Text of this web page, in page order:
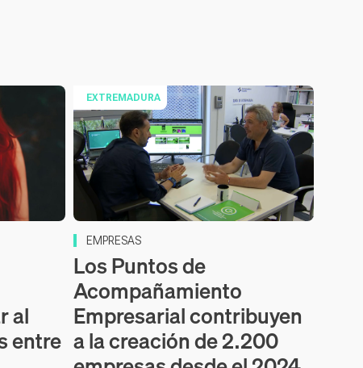
al
entre
EXTREMADURA
EMPRESAS
Los Puntos de
Acompañamiento
Empresarial contribuyen
a la creación de 2.200